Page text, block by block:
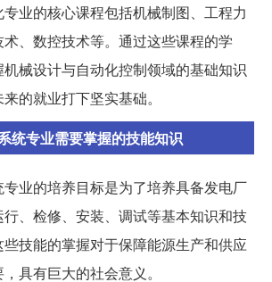
业的核心课程包括机械制图、工程力
、数控技术等。通过这些课程的学
械设计与自动化控制领域的基础知识
的就业打下坚实基础。
统专业需要掌握的技能知识
业的培养目标是为了培养具备发电厂
、检修、安装、调试等基本知识和技
技能的掌握对于保障能源生产和供应
具有巨大的社会意义。